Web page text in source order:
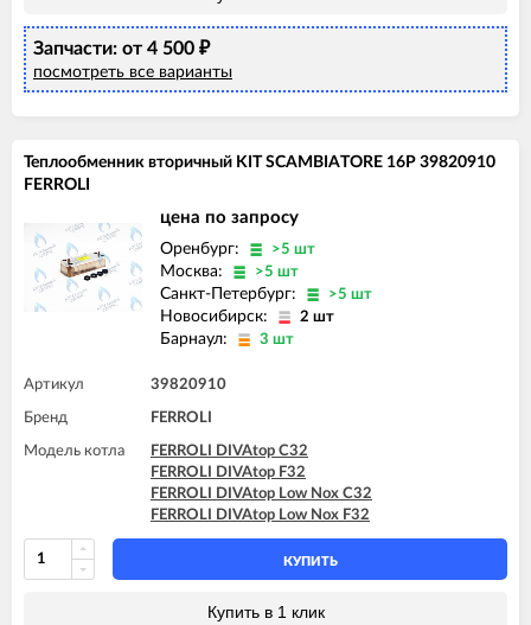
FERROLI DIVAtop micro C32
FERROLI DIVAtop micro F24
FERROLI DIVAtop micro F32
FERROLI DIVAtop micro F37
FERROLI DIVAtop micro LN C24
FERROLI DIVAtop micro LN F32
FERROLI DIVAtop ST C24
FERROLI DIVAtop ST F24
FERROLI DIVAtop ST F32
Запчасти: от 4 500 ₽
посмотреть все варианты
Теплообменник вторичный KIT SCAMBIATORE 16P 39820910
FERROLI
цена по запросу
Оренбург: >5 шт
Москва: >5 шт
Санкт-Петербург: >5 шт
Новосибирск: 2 шт
Барнаул: 3 шт
Артикул 39820910
Бренд FERROLI
Модель котла
FERROLI DIVAtop C32
FERROLI DIVAtop F32
FERROLI DIVAtop Low Nox C32
FERROLI DIVAtop Low Nox F32
КУПИТЬ
Купить в 1 клик